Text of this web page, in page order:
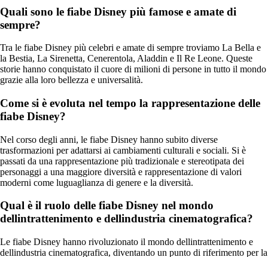
Quali sono le fiabe Disney più famose e amate di
sempre?
Tra le fiabe Disney più celebri e amate di sempre troviamo La Bella e
la Bestia, La Sirenetta, Cenerentola, Aladdin e Il Re Leone. Queste
storie hanno conquistato il cuore di milioni di persone in tutto il mondo
grazie alla loro bellezza e universalità.
Come si è evoluta nel tempo la rappresentazione delle
fiabe Disney?
Nel corso degli anni, le fiabe Disney hanno subito diverse
trasformazioni per adattarsi ai cambiamenti culturali e sociali. Si è
passati da una rappresentazione più tradizionale e stereotipata dei
personaggi a una maggiore diversità e rappresentazione di valori
moderni come luguaglianza di genere e la diversità.
Qual è il ruolo delle fiabe Disney nel mondo
dellintrattenimento e dellindustria cinematografica?
Le fiabe Disney hanno rivoluzionato il mondo dellintrattenimento e
dellindustria cinematografica, diventando un punto di riferimento per la